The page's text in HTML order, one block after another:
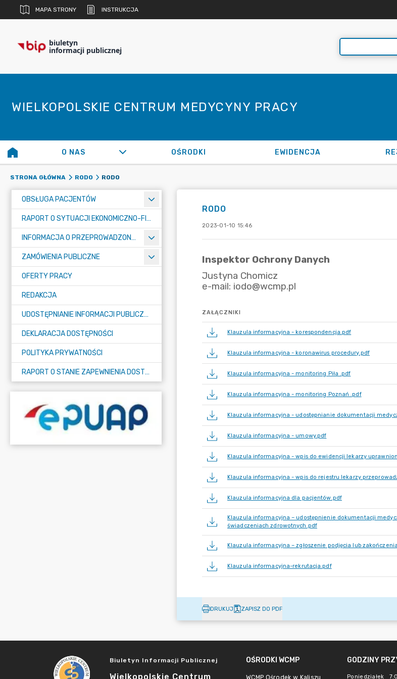
MAPA STRONY INSTRUKCJA
biuletyn
informacji publicznej
WIELKOPOLSKIE CENTRUM MEDYCYNY PRACY
O NAS OŚRODKI EWIDENCJA
STRONA GŁÓWNA RODO RODO
OBSŁUGA PACJENTÓW
RAPORT O SYTUACJI EKONOMICZNO-FINANSOWEJ SPZOZ
INFORMACJA O PRZEPROWADZONYCH KONTROLACH
ZAMÓWIENIA PUBLICZNE
OFERTY PRACY
REDAKCJA
UDOSTĘPNIANIE INFORMACJI PUBLICZNEJ
DEKLARACJA DOSTĘPNOŚCI
POLITYKA PRYWATNOŚCI
RAPORT O STANIE ZAPEWNIENIA DOSTĘPNOŚCI PODMIOTU PUBLICZNEGO
RODO
2023-01-10 15:46
ZAŁĄCZNIKI
Klauzula informacyjna - korespondencja.pdf
Klauzula informacyjna - koronawirus procedury.pdf
Klauzula informacyjna - monitoring Piła .pdf
Klauzula informacyjna - monitoring Poznań .pdf
Klauzula informacyjna - udostępnianie dokumentacji
Klauzula informacyjna - umowy.pdf
Klauzula informacyjna - wpis do ewidencji lekarzy
Klauzula informacyjna - wpis do rejestru lekarzy
Klauzula informacyjna dla pacjentów.pdf
Klauzula informacyjna – udostępnienie dokumentacji
świadczeniach zdrowotnych.pdf
Klauzula informacyjna – zgłoszenie podjęcia lub
Klauzula informacyjna-rekrutacja.pdf
DRUKUJ ZAPISZ DO PDF
Biuletyn Informacji Publicznej
Wielkopolskie Centrum
OŚRODKI WCMP
WCMP Ośrodek w Kaliszu
GODZINY
Poniedziałek